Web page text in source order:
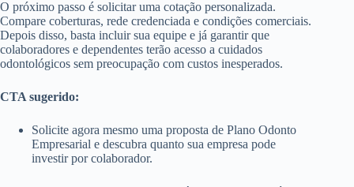
O próximo passo é solicitar uma cotação personalizada.
Compare coberturas, rede credenciada e condições comerciais.
Depois disso, basta incluir sua equipe e já garantir que
colaboradores e dependentes terão acesso a cuidados
odontológicos sem preocupação com custos inesperados.
CTA sugerido:
Solicite agora mesmo uma proposta de Plano Odonto
Empresarial e descubra quanto sua empresa pode
investir por colaborador.